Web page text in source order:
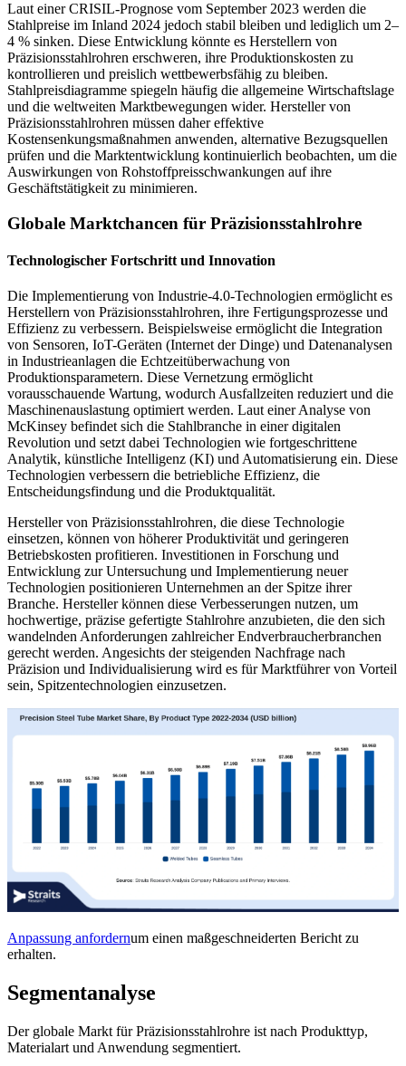
Laut einer CRISIL-Prognose vom September 2023 werden die
Stahlpreise im Inland 2024 jedoch stabil bleiben und lediglich um 2–
4 % sinken. Diese Entwicklung könnte es Herstellern von
Präzisionsstahlrohren erschweren, ihre Produktionskosten zu
kontrollieren und preislich wettbewerbsfähig zu bleiben.
Stahlpreisdiagramme spiegeln häufig die allgemeine Wirtschaftslage
und die weltweiten Marktbewegungen wider. Hersteller von
Präzisionsstahlrohren müssen daher effektive
Kostensenkungsmaßnahmen anwenden, alternative Bezugsquellen
prüfen und die Marktentwicklung kontinuierlich beobachten, um die
Auswirkungen von Rohstoffpreisschwankungen auf ihre
Geschäftstätigkeit zu minimieren.
Globale Marktchancen für Präzisionsstahlrohre
Technologischer Fortschritt und Innovation
Die Implementierung von Industrie-4.0-Technologien ermöglicht es
Herstellern von Präzisionsstahlrohren, ihre Fertigungsprozesse und
Effizienz zu verbessern. Beispielsweise ermöglicht die Integration
von Sensoren, IoT-Geräten (Internet der Dinge) und Datenanalysen
in Industrieanlagen die Echtzeitüberwachung von
Produktionsparametern. Diese Vernetzung ermöglicht
vorausschauende Wartung, wodurch Ausfallzeiten reduziert und die
Maschinenauslastung optimiert werden. Laut einer Analyse von
McKinsey befindet sich die Stahlbranche in einer digitalen
Revolution und setzt dabei Technologien wie fortgeschrittene
Analytik, künstliche Intelligenz (KI) und Automatisierung ein. Diese
Technologien verbessern die betriebliche Effizienz, die
Entscheidungsfindung und die Produktqualität.
Hersteller von Präzisionsstahlrohren, die diese Technologie
einsetzen, können von höherer Produktivität und geringeren
Betriebskosten profitieren. Investitionen in Forschung und
Entwicklung zur Untersuchung und Implementierung neuer
Technologien positionieren Unternehmen an der Spitze ihrer
Branche. Hersteller können diese Verbesserungen nutzen, um
hochwertige, präzise gefertigte Stahlrohre anzubieten, die den sich
wandelnden Anforderungen zahlreicher Endverbraucherbranchen
gerecht werden. Angesichts der steigenden Nachfrage nach
Präzision und Individualisierung wird es für Marktführer von Vorteil
sein, Spitzentechnologien einzusetzen.
Anpassung anfordernum einen maßgeschneiderten Bericht zu
erhalten.
Segmentanalyse
Der globale Markt für Präzisionsstahlrohre ist nach Produkttyp,
Materialart und Anwendung segmentiert.